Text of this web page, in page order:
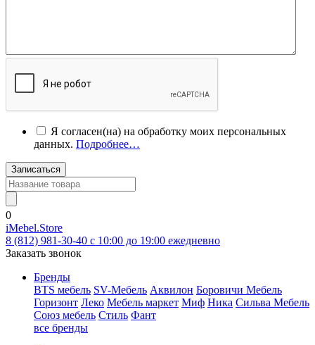
Я согласен(на) на обработку моих персональных
данных. Подробнее…
Записаться
0
iMebel.Store
8 (812) 981-30-40 c 10:00 до 19:00 ежедневно
Заказать звонок
Бренды
BTS мебель SV-Мебель Аквилон Боровичи Мебель
Горизонт Леко Мебель маркет Миф Ника Сильва Мебель
Союз мебель Стиль Фант
все бренды